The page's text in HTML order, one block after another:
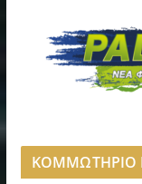
ΚΟΜΜΩΤΗΡΙΟ